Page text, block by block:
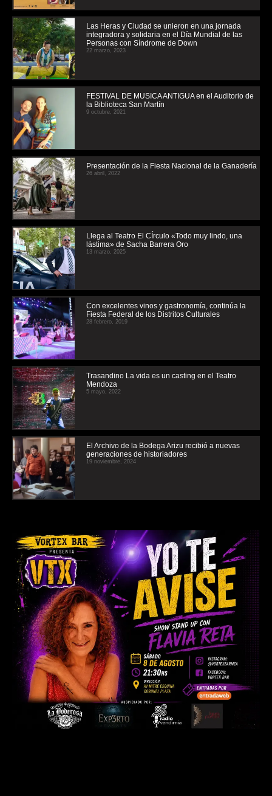
Las Heras y Ciudad se unieron en una jornada
integradora y solidaria en el Día Mundial de las
Personas con Síndrome de Down
22 marzo, 2023
FESTIVAL DE MUSICA ANTIGUA en el Auditorio de
la Biblioteca San Martín
9 octubre, 2021
Presentación de la Fiesta Nacional de la Ganadería
26 abril, 2022
Llega al Teatro El CÍrculo «Todo muy lindo, una
lástima» de Sacha Barrera Oro
13 marzo, 2025
Con excelentes vinos y gastronomía, continúa la
Fiesta Federal de los Distritos Culturales
28 febrero, 2019
Trasandino La vida es un casting en el Teatro
Mendoza
5 mayo, 2022
El Archivo de la Bodega Arizu recibió a nuevas
generaciones de historiadores
19 noviembre, 2024